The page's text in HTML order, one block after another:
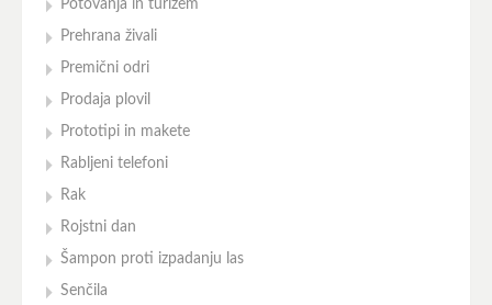
Potovanja in turizem
Prehrana živali
Premični odri
Prodaja plovil
Prototipi in makete
Rabljeni telefoni
Rak
Rojstni dan
Šampon proti izpadanju las
Senčila